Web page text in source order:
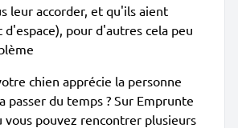
leur accorder, et qu'ils aient
pour d'autres cela peu
chien apprécie la personne
passer du temps ? Sur Emprunte
vous pouvez rencontrer plusieurs